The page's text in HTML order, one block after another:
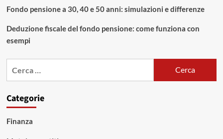
Fondo pensione a 30, 40 e 50 anni: simulazioni e differenze
Deduzione fiscale del fondo pensione: come funziona con
esempi
Categorie
Finanza